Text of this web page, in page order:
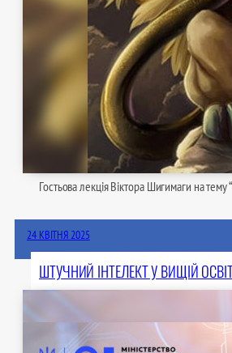
Гостьова лекція Віктора Шигимаги на
24 КВІТНЯ 2025
ШТУЧНИЙ ІНТЕЛЕКТ У ВИЩІЙ